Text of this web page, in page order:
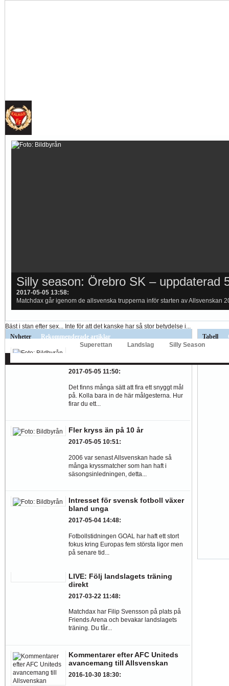
Tankar om KFFs framtid Efter förlusten borta mot AFC Eskilstuna är det...
Image:
Bäst i stan efter sex...Inte för att det kanske har så stor betydelse i...
Image:
Allsvenskan
AFC AIK DIF Elfsborg IFK Gbg HBK Hammarby Häcken J
Göteborg vill studsa tillbaka efter
2017-05-07 10:00:
Idag har vi fyra allsvenska matcher att se fram emot, bland annat ska IFK
Silly season: Örebro SK – uppdaterad
2017-05-05 13:58:
Matchdax går igenom de allsvenska trupperna inför starten av Allsvenskan
Nyheter Rekommenderade artiklar
2017-05-05 11:50:
Det finns många sätt att fira ett snyggt mål
på. Kolla bara in de här målgesterna. Hur
firar du ett...
Fler kryss än på 10 år
2017-05-05 10:51:
2006 var senast Allsvenskan hade så
många kryssmatcher som han haft i
säsongsinledningen, detta...
Intresset för svensk fotboll växer
bland unga
2017-05-04 14:48:
Fotbollstidningen GOAL har haft ett stort
fokus kring Europas fem största ligor men
på senare tid...
LIVE: Följ landslagets träning
direkt
2017-03-22 11:48:
Matchdax har Filip Svensson på plats på
Friends Arena och bevakar landslagets
träning. Du får...
Kommentarer efter AFC Uniteds
avancemang till Allsvenskan
2016-10-30 18:30:
Tabell